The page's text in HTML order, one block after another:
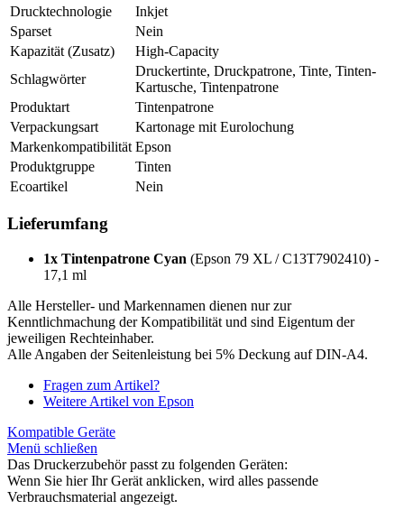
Drucktechnologie
Inkjet
Sparset
Nein
Kapazität (Zusatz)
High-Capacity
Schlagwörter
Druckertinte, Druckpatrone, Tinte, Tinten-
Kartusche, Tintenpatrone
Produktart
Tintenpatrone
Verpackungsart
Kartonage mit Eurolochung
Markenkompatibilität Epson
Produktgruppe
Tinten
Ecoartikel
Nein
Lieferumfang
1x Tintenpatrone Cyan (Epson 79 XL / C13T7902410) -
17,1 ml
Alle Hersteller- und Markennamen dienen nur zur
Kenntlichmachung der Kompatibilität und sind Eigentum der
jeweiligen Rechteinhaber.
Alle Angaben der Seitenleistung bei 5% Deckung auf DIN-A4.
Fragen zum Artikel?
Weitere Artikel von Epson
Kompatible Geräte
Menü schließen
Das Druckerzubehör passt zu folgenden Geräten:
Wenn Sie hier Ihr Gerät anklicken, wird alles passende
Verbrauchsmaterial angezeigt.